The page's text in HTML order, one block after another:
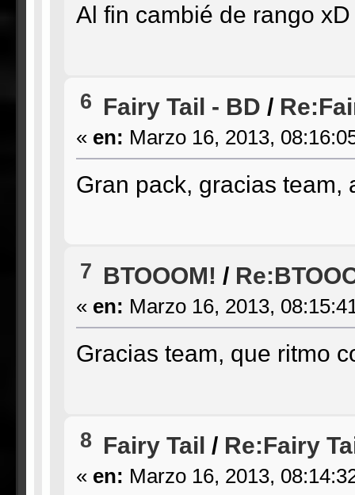
Al fin cambié de rango xD
6 Fairy Tail - BD /
« en: Marzo 16, 2013,
Gran pack, gracias team,
7 BTOOOM! /
« en: Marzo 16, 2013,
Gracias team, que ritmo
8 Fairy Tail / Re:Fairy
« en: Marzo 16, 2013,